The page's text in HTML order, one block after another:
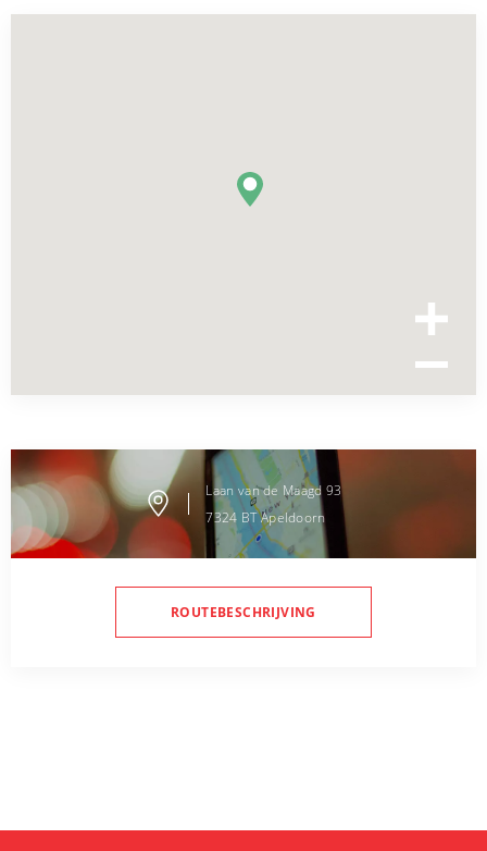
Laan van de Maagd 93
7324 BTApeldoorn
ROUTEBESCHRIJVING